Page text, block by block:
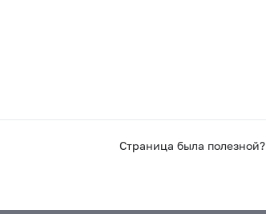
Страница была полезной?